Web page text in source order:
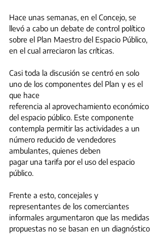
Hace unas semanas, en el Concejo, se
llevó a cabo un debate de control político
sobre el Plan Maestro del Espacio Público,
en el cual arreciaron las críticas.
Casi toda la discusión se centró en solo
uno de los componentes del Plan y es el
que hace
referencia al aprovechamiento económico
del espacio público. Este componente
contempla permitir las actividades a un
número reducido de vendedores
ambulantes, quienes deben
pagar una tarifa por el uso del espacio
público.
Frente a esto, concejales y
representantes de los comerciantes
informales argumentaron que las medidas
propuestas no se basan en un diagnóstico